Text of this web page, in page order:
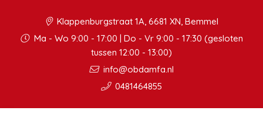
Klappenburgstraat 1A, 6681 XN, Bemmel
Ma - Wo 9:00 - 17:00 | Do - Vr 9:00 - 17:30 (gesloten
tussen 12:00 - 13:00)
info@obdamfa.nl
0481464855